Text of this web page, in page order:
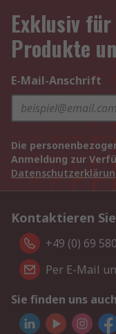
Exklusiv
Produkte
E-Mail-Anschrift
Die
Anmeldung zur
Kontaktieren
+49 (0) 69
Per E-Mail
Sie finden uns